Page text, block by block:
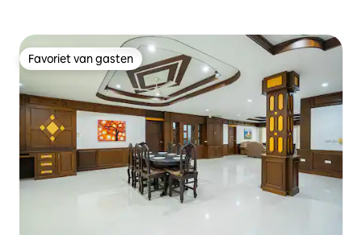
Favoriet van gasten
Favoriet van gasten